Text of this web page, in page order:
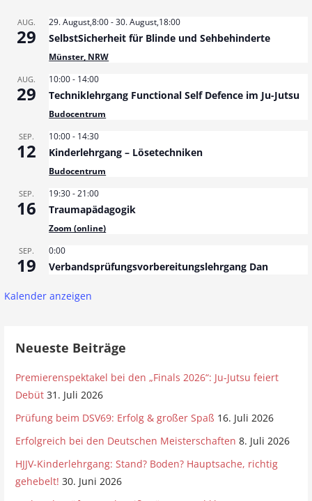
AUG.
29
29. August,8:00-30. August,18:00
SelbstSicherheit für Blinde und Sehbehinderte
Münster, NRW
AUG.
29
10:00- 14:00
Techniklehrgang Functional Self Defence im Ju-Jutsu
Budocentrum
SEP.
12
10:00- 14:30
Kinderlehrgang – Lösetechniken
Budocentrum
SEP.
16
19:30-21:00
Traumapädagogik
Zoom (online)
SEP.
19
0:00
Verbandsprüfungsvorbereitungslehrgang Dan
Kalender anzeigen
Neueste Beiträge
Premierenspektakel bei den „Finals 2026“: Ju-Jutsu feiert
Debüt 31. Juli 2026
Prüfung beim DSV69: Erfolg & großer Spaß 16. Juli 2026
Erfolgreich bei den Deutschen Meisterschaften 8. Juli 2026
HJJV-Kinderlehrgang: Stand? Boden? Hauptsache, richtig
gehebelt! 30. Juni 2026